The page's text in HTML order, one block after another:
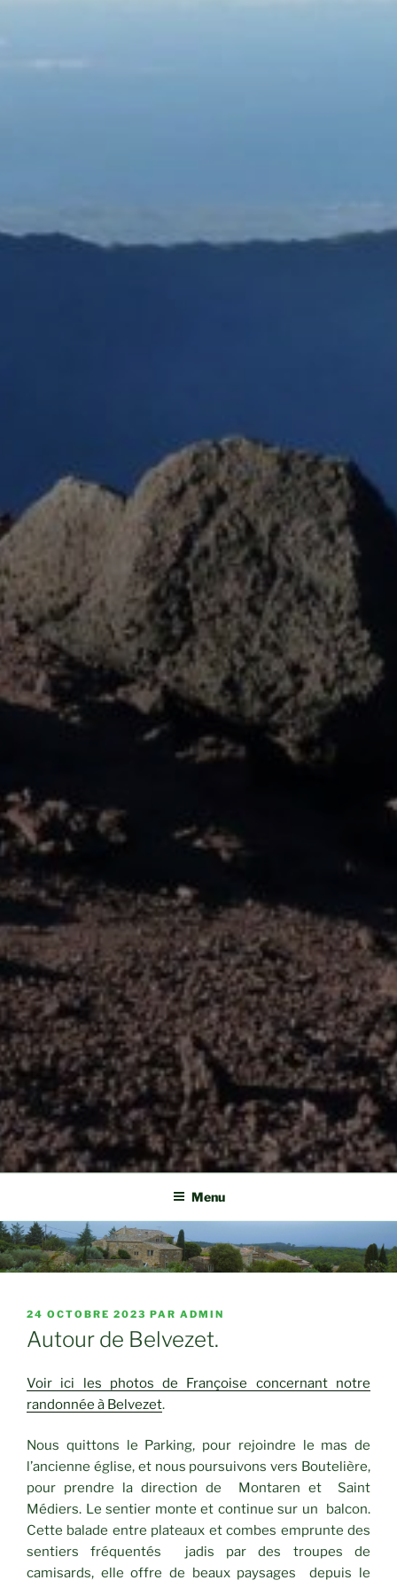
Menu
PUBLIÉ
LE
24 OCTOBRE 2023 PAR ADMIN
Autour de Belvezet.
Voir ici les photos de Françoise concernant notre
randonnée à Belvezet.
Nous quittons le Parking, pour rejoindre le mas de
l’ancienne église, et nous poursuivons vers Boutelière,
pour prendre la direction de Montaren et Saint
Médiers. Le sentier monte et continue sur un balcon.
Cette balade entre plateaux et combes emprunte des
sentiers fréquentés jadis par des troupes de
camisards, elle offre de beaux paysages depuis le